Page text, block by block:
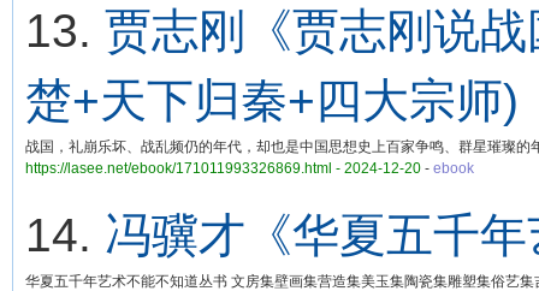
13. 贾志刚《贾志刚说
楚+天下归秦+四大宗师)
战国，礼崩乐坏、战乱频仍的年代，却也是中国思想史上百家争鸣、群星璀璨
https://lasee.net/ebook/171011993326869.html - 2024-12-20 - ebook
14. 冯骥才《华夏五千
华夏五千年艺术不能不知道丛书 文房集壁画集营造集美玉集陶瓷集雕塑集俗艺